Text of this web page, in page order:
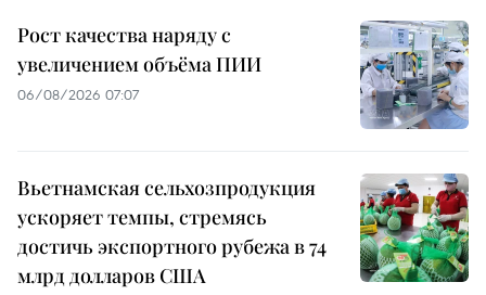
Рост качества наряду с
увеличением объёма ПИИ
06/08/2026 07:07
Вьетнамская сельхозпродукция
ускоряет темпы, стремясь
достичь экспортного рубежа в 74
млрд долларов США